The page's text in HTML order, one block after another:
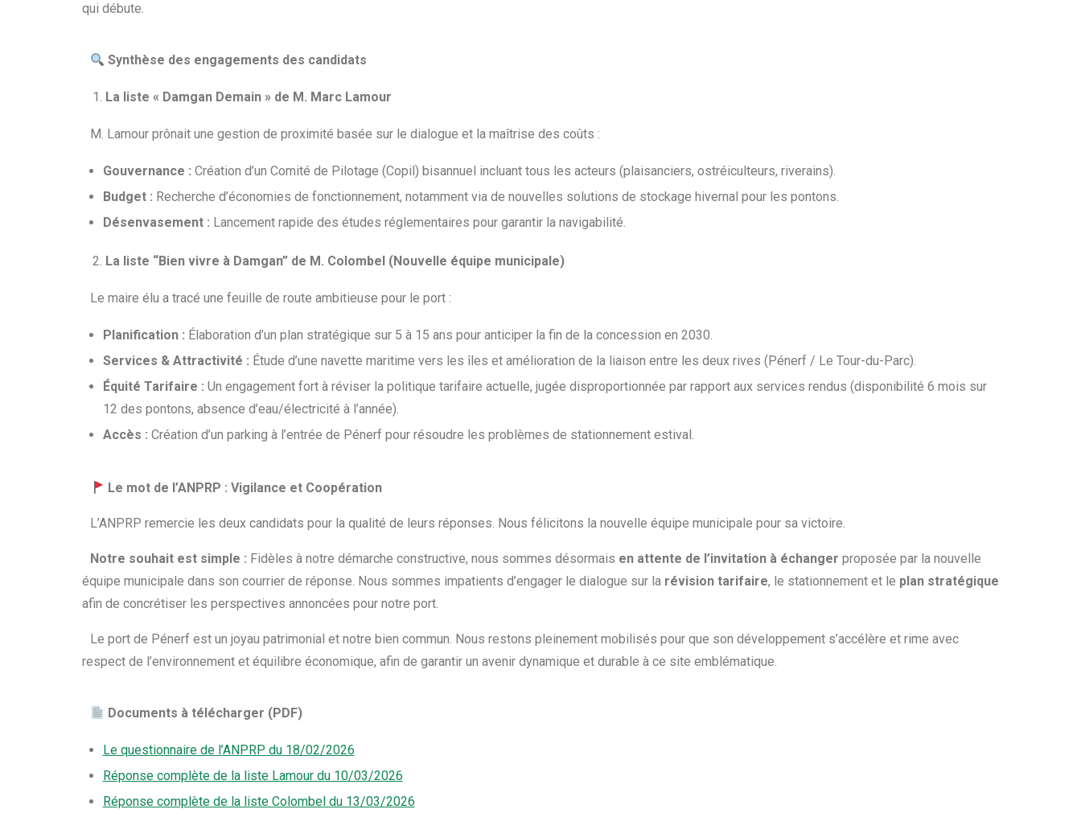
qui débute.
Synthèse des engagements des candidats
La liste « Damgan Demain » de M. Marc Lamour
M. Lamour prônait une gestion de proximité basée sur le dialogue et la maîtrise des coûts :
Gouvernance : Création d’un Comité de Pilotage (Copil) bisannuel incluant tous les acteurs (plaisanciers, ostréiculteurs, riverains).
Budget : Recherche d’économies de fonctionnement, notamment via de nouvelles solutions de stockage hivernal pour les pontons.
Désenvasement : Lancement rapide des études réglementaires pour garantir la navigabilité.
La liste “Bien vivre à Damgan” de M. Colombel (Nouvelle équipe municipale)
Le maire élu a tracé une feuille de route ambitieuse pour le port :
Planification : Élaboration d’un plan stratégique sur 5 à 15 ans pour anticiper la fin de la concession en 2030.
Services & Attractivité : Étude d’une navette maritime vers les îles et amélioration de la liaison entre les deux rives (Pénerf / Le Tour-du-Parc).
Équité Tarifaire : Un engagement fort à réviser la politique tarifaire actuelle, jugée disproportionnée par rapport aux services rendus (disponibilité 6 mois sur
12 des pontons, absence d’eau/électricité à l’année).
Accès : Création d’un parking à l’entrée de Pénerf pour résoudre les problèmes de stationnement estival.
Le mot de l’ANPRP : Vigilance et Coopération
L’ANPRP remercie les deux candidats pour la qualité de leurs réponses. Nous félicitons la nouvelle équipe municipale pour sa victoire.
Notre souhait est simple : Fidèles à notre démarche constructive, nous sommes désormais en attente de l’invitation à échanger proposée par la nouvelle
équipe municipale dans son courrier de réponse. Nous sommes impatients d’engager le dialogue sur la révision tarifaire, le stationnement et le plan stratégique
afin de concrétiser les perspectives annoncées pour notre port.
Le port de Pénerf est un joyau patrimonial et notre bien commun. Nous restons pleinement mobilisés pour que son développement s’accélère et rime avec
respect de l’environnement et équilibre économique, afin de garantir un avenir dynamique et durable à ce site emblématique.
Documents à télécharger (PDF)
Le questionnaire de l’ANPRP du 18/02/2026
Réponse complète de la liste Lamour du 10/03/2026
Réponse complète de la liste Colombel du 13/03/2026